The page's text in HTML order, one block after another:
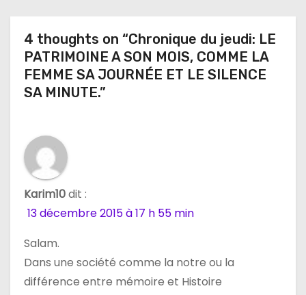
o
n
e
a
r
4 thoughts on “Chronique du jeudi: LE
PATRIMOINE A SON MOIS, COMME LA
FEMME SA JOURNÉE ET LE SILENCE
SA MINUTE.”
Karim10dit :
13 décembre 2015 à 17 h 55 min
Salam.
Dans une société comme la notre ou la
différence entre mémoire et Histoire